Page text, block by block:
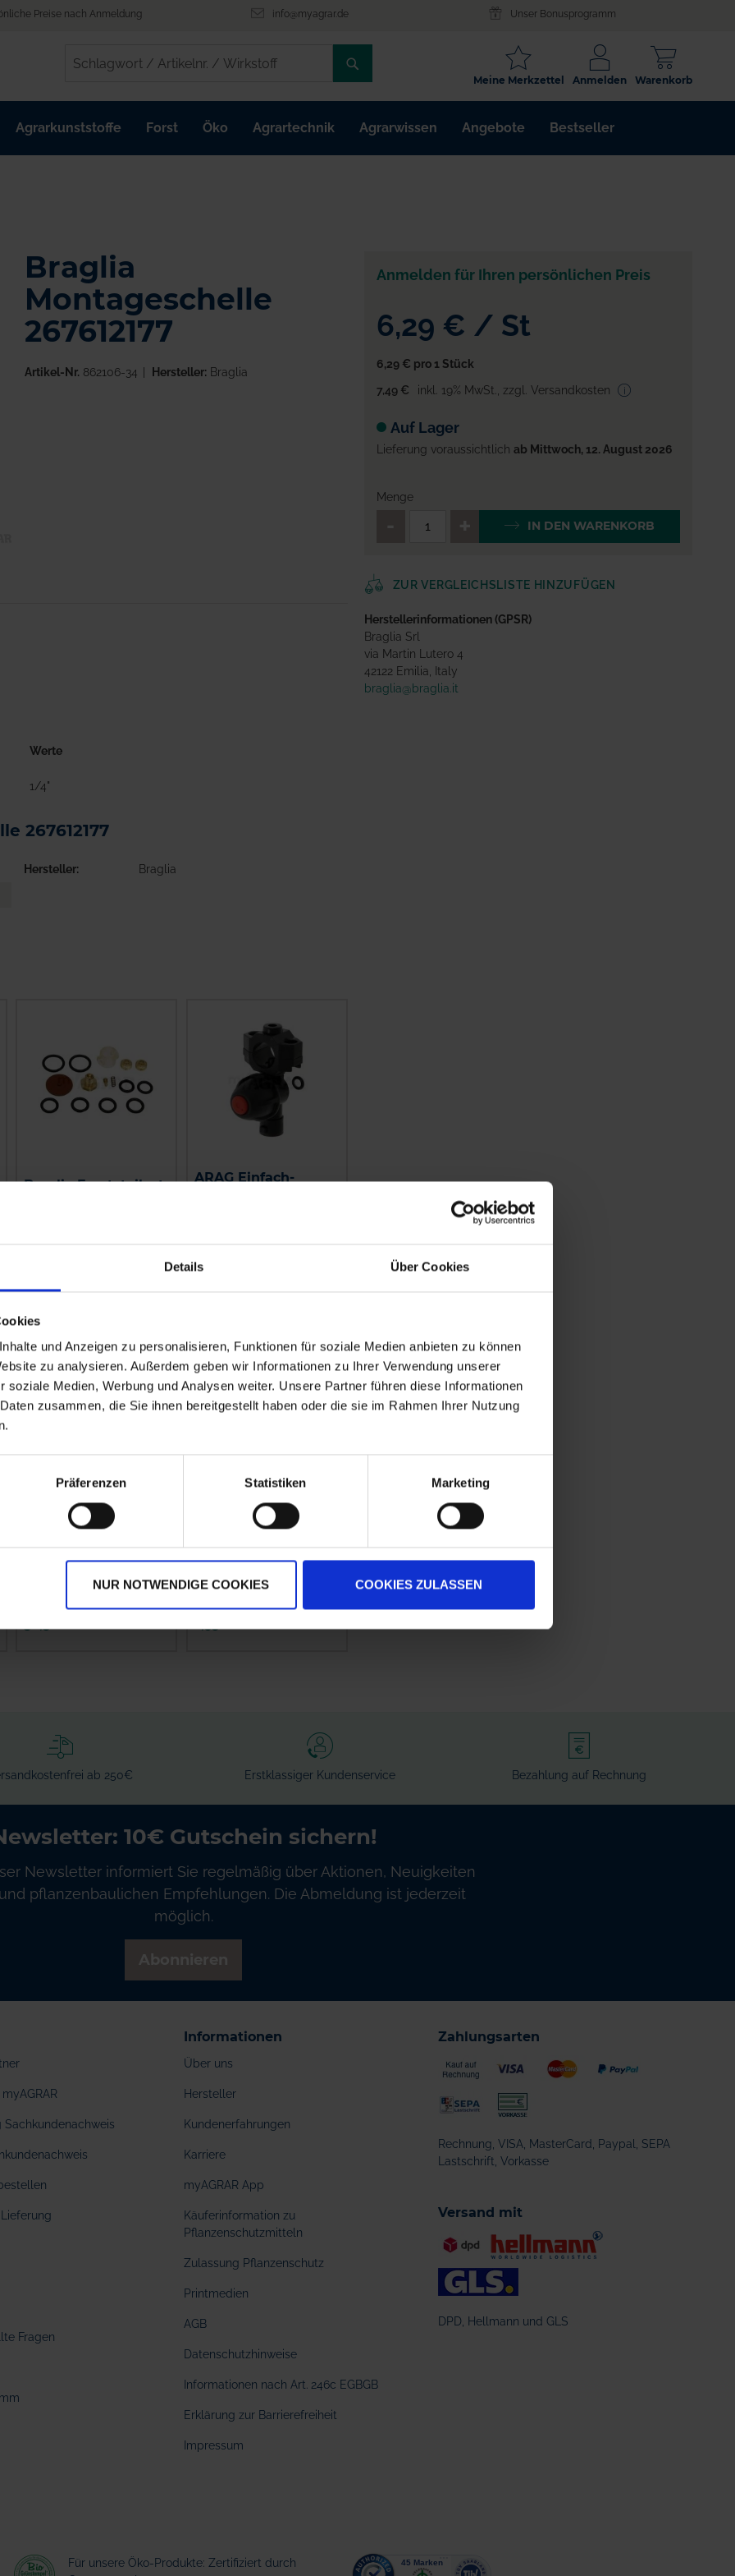
Details Über Cookies
und Anzeigen zu personalisieren, Funktionen für soziale Medien anbieten zu können
zu analysieren. Außerdem geben wir Informationen zu Ihrer Verwendung unserer
soziale Medien, Werbung und Analysen weiter. Unsere Partner führen diese Informationen
zusammen, die Sie ihnen bereitgestellt haben oder die sie im Rahmen Ihrer Nutzung
Präferenzen Statistiken Marketing
NUR NOTWENDIGE COOKIES COOKIES ZULASSEN
Preise nach Anmeldung info@myagrar.de Unser Bonusprogramm
/
ARTIKELNR.
/
Warenkorb
Anmelden
Meine Merkzettel
Agrarkunststoffe Forst Öko Agrartechnik Agrarwissen Angebote Bestseller
Braglia
Montageschelle
267612177
Artikel-Nr. 862106-34 Hersteller:Braglia
Werte
1/4"
267612177
Hersteller Braglia
Braglia Ersatzteilset
ARAG Einfach-
Supray Pentajet
Düsenhalter
36,56 € / St
ARAG Einfach-
Düsenhalter 400040
1,95 € / St
Anmelden für Ihren persönlichen Preis
6,29 € / St
6,29 € pro 1 Stück
7,49 €
inkl. 19% MwSt. zzgl. Versandkosten
Auf Lager
Lieferung voraussichtlich ab Mittwoch, 12. August 2026
Menge
QTY_CONTROL_DECREASE
IN DEN WARENKORB
ZUR VERGLEICHSLISTE HINZUFÜGEN
Herstellerinformationen (GPSR)
Braglia Srl
via Martin Lutero 4
42122 Emilia, Italy
braglia@braglia.it
ab 250€ Erstklassiger Kundenservice Bezahlung auf Rechnung
10€ Gutschein sichern!
Newsletter informiert Sie regelmäßig über Aktionen, Neuigkeiten
pflanzenbaulichen Empfehlungen. Die Abmeldung ist jederzeit
möglich.
Sachkundenachweis
Fragen
Informationen
Über uns
Hersteller
Kundenerfahrungen
Karriere
myAGRAR App
Käuferinformation zu
Pflanzenschutzmitteln
Zulassung Pflanzenschutz
Printmedien
AGB
Datenschutzhinweise
Informationen nach Art. 246c EGBGB
Erklärung zur Barrierefreiheit
Impressum
Zahlungsarten
Rechnung, VISA, MasterCard, Paypal, SEPA
Lastschrift, Vorkasse
Versand mit
DPD, Hellmann und GLS
Für unsere Öko-Produkte: Zertifiziert durch